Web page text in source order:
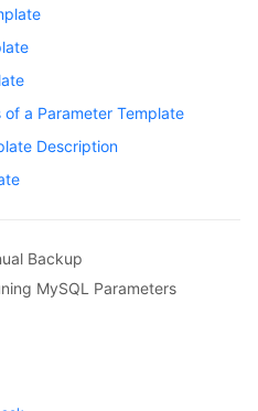
a Parameter Template
Description
Backup
MySQL Parameters